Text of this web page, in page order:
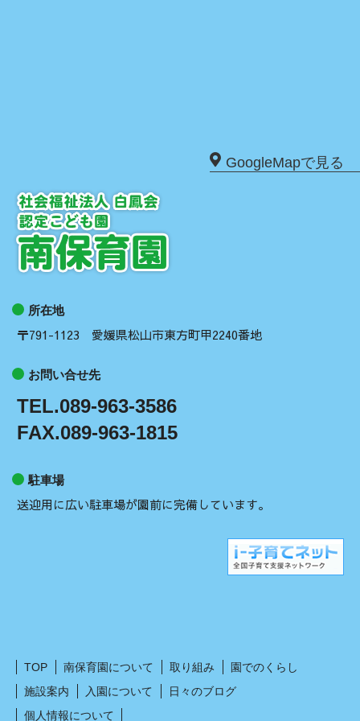
GoogleMapで見る
所在地
〒791-1123 愛媛県松山市東方町甲2240番地
お問い合せ先
TEL.089-963-3586
FAX.089-963-1815
駐車場
送迎用に広い駐車場が園前に完備しています。
TOP 南保育園について 取り組み
園でのくらし
施設案内
入園について
日々のブログ
個人情報について